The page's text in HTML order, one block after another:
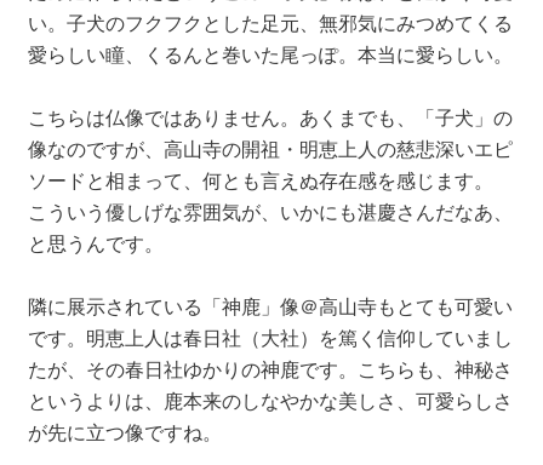
い。子犬のフクフクとした足元、無邪気にみつめてくる
愛らしい瞳、くるんと巻いた尾っぽ。本当に愛らしい。
こちらは仏像ではありません。あくまでも、「子犬」の
像なのですが、高山寺の開祖・明恵上人の慈悲深いエピ
ソードと相まって、何とも言えぬ存在感を感じます。
こういう優しげな雰囲気が、いかにも湛慶さんだなあ、
と思うんです。
隣に展示されている「神鹿」像＠高山寺もとても可愛い
です。明恵上人は春日社（大社）を篤く信仰していまし
たが、その春日社ゆかりの神鹿です。こちらも、神秘さ
というよりは、鹿本来のしなやかな美しさ、可愛らしさ
が先に立つ像ですね。